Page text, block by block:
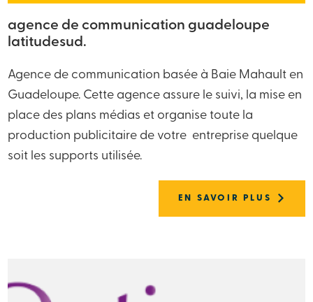
agence de communication guadeloupe
latitudesud.
Agence de communication basée à Baie Mahault en
Guadeloupe. Cette agence assure le suivi, la mise en
place des plans médias et organise toute la
production publicitaire de votre entreprise quelque
soit les supports utilisée.
EN SAVOIR PLUS